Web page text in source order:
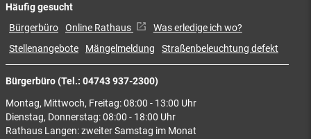
Bürgerbüro (Tel.: 04743 937-2300)
Montag, Mittwoch, Freitag: 08:00 - 13:00 Uhr
Dienstag, Donnerstag: 08:00 - 18:00 Uhr
Rathaus Langen: zweiter Samstag im Monat
Häufig gesucht
Bürgerbüro Online Rathaus
Was erledige ich wo?
Stellenangebote
Mängelmeldung Straßenbeleuchtung defekt